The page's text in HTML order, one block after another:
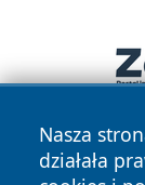
Nasza
działała